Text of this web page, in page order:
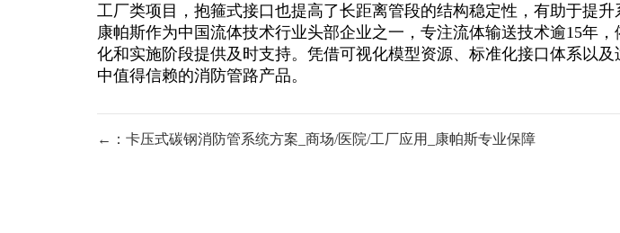
工厂类项目，抱箍式接口也提高了长距离管段的结构稳定性，有助于提升
康帕斯作为中国流体技术行业头部企业之一，专注流体输送技术逾15年
化和实施阶段提供及时支持。凭借可视化模型资源、标准化接口体系以
中值得信赖的消防管路产品。
←：卡压式碳钢消防管系统方案_商场/医院/工厂应用_康帕斯专业保障